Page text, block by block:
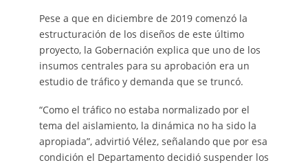
Pese a que en diciembre de 2019 comenzó la
estructuración de los diseños de este último
proyecto, la Gobernación explica que uno de los
insumos centrales para su aprobación era un
estudio de tráfico y demanda que se truncó.
“Como el tráfico no estaba normalizado por el
tema del aislamiento, la dinámica no ha sido la
apropiada”, advirtió Vélez, señalando que por esa
condición el Departamento decidió suspender los